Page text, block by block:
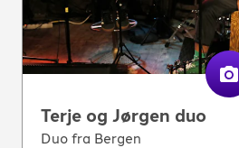
Terje og Jørgen duo
Duo fra Bergen